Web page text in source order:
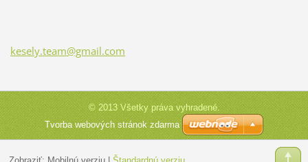
kesely.team@gmail.com
© 2013 Všetky práva vyhradené.
Tvorba webových stránok zdarma